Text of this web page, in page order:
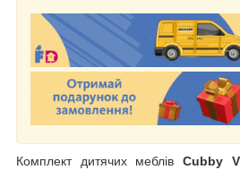
Комплект дитячих меблівCubby